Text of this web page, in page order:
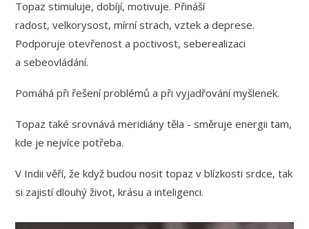
Topazstimuluje, dobíjí, motivuje. Přináší
radost,velkorysost,mírní strach, vztek a deprese.
Podporujeotevřenost a poctivost, seberealizaci
a sebeovládání.
Pomáhá při řešení problémů a při vyjadřování myšlenek.
Topaz také srovnává meridiány těla - směruje energii tam,
kde je nejvíce potřeba.
V Indii věří, že když budou nosit topaz v blízkosti srdce, tak
si zajistí dlouhý život, krásu a inteligenci.